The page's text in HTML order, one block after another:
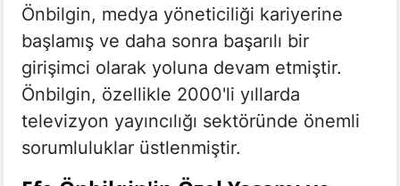
Önbilgin, medya yöneticiliği kariyerine
başlamış ve daha sonra başarılı bir
girişimci olarak yoluna devam etmiştir.
Önbilgin, özellikle 2000'li yıllarda
televizyon yayıncılığı sektöründe önemli
sorumluluklar üstlenmiştir.